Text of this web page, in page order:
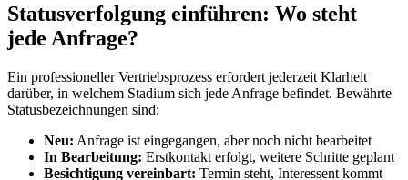
Statusverfolgung einführen: Wo steht
jede Anfrage?
Ein professioneller Vertriebsprozess erfordert jederzeit Klarheit
darüber, in welchem Stadium sich jede Anfrage befindet. Bewährte
Statusbezeichnungen sind:
Neu: Anfrage ist eingegangen, aber noch nicht bearbeitet
In Bearbeitung: Erstkontakt erfolgt, weitere Schritte geplant
Besichtigung vereinbart: Termin steht, Interessent kommt